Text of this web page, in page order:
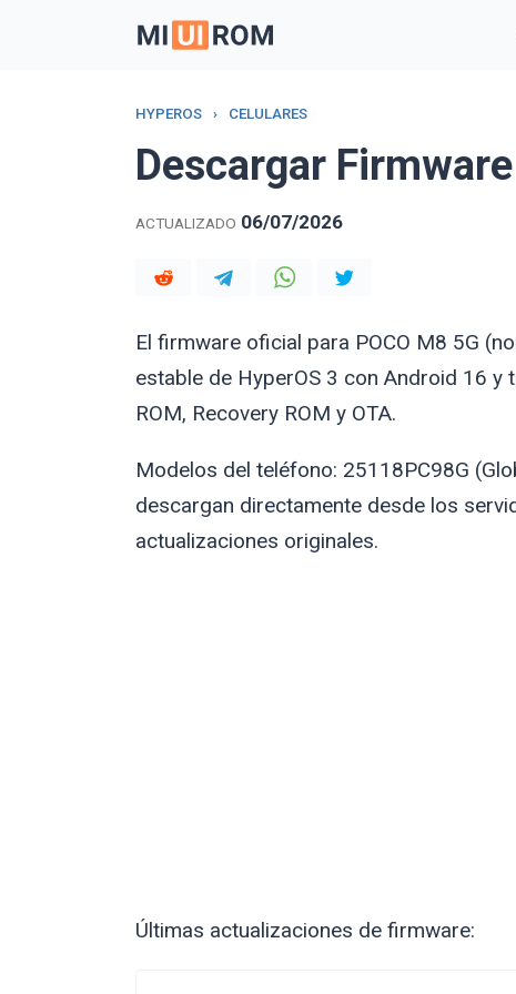
HYPEROS › CELULARES
Descargar
ACTUALIZADO 06/07/2026
El firmware oficial para POCO M8 5G
estable de HyperOS 3 con Android 16
ROM, Recovery ROM y OTA.
Modelos del teléfono: 25118PC98G
descargan directamente desde los
actualizaciones originales.
Últimas actualizaciones de firmware: